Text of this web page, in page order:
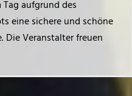
aufgrund des
eine sichere und schöne
Veranstalter freuen